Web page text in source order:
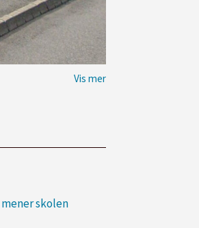
mener skolen